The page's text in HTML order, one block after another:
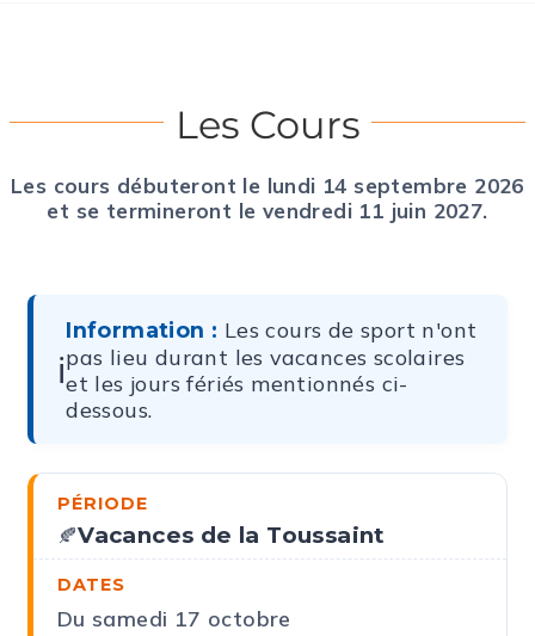
Les Cours
Les cours débuteront le lundi 14 septembre 2026
et se termineront le vendredi 11 juin 2027.
ℹ️
Information : Les cours de sport n'ont
pas lieu durant les vacances scolaires
et les jours fériés mentionnés ci-
dessous.
🍂Vacances de la Toussaint
Du samedi 17 octobre